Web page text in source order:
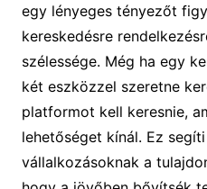
egy lényeges tényezőt
kereskedésre
szélessége. Még ha egy
két eszközzel szeretne
platformot kell keresnie,
lehetőséget kínál. Ez
vállalkozásoknak a